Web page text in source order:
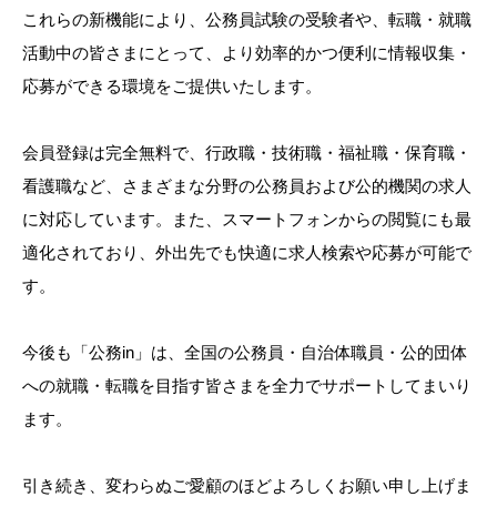
これらの新機能により、公務員試験の受験者や、転職・就職
活動中の皆さまにとって、より効率的かつ便利に情報収集・
応募ができる環境をご提供いたします。
会員登録は完全無料で、行政職・技術職・福祉職・保育職・
看護職など、さまざまな分野の公務員および公的機関の求人
に対応しています。また、スマートフォンからの閲覧にも最
適化されており、外出先でも快適に求人検索や応募が可能で
す。
今後も「公務in」は、全国の公務員・自治体職員・公的団体
への就職・転職を目指す皆さまを全力でサポートしてまいり
ます。
引き続き、変わらぬご愛顧のほどよろしくお願い申し上げま